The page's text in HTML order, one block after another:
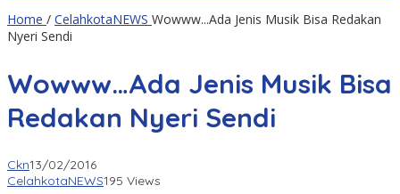
Home / CelahkotaNEWS Wowww...Ada Jenis Musik Bisa Redakan
Nyeri Sendi
Wowww…Ada Jenis Musik Bisa
Redakan Nyeri Sendi
Ckn13/02/2016
CelahkotaNEWS195 Views